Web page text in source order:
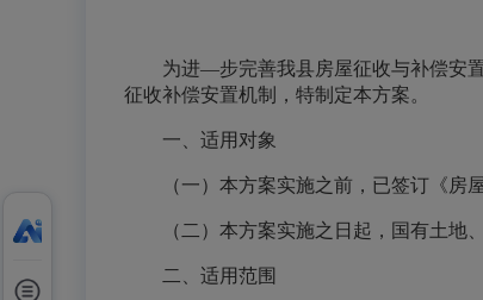
为进—步完善我县房屋征收与补偿安
征收补偿安置机制，特制定本方案。
一、适用对象
（一）本方案实施之前，已签订《房
（二）本方案实施之日起，国有土地
二、适用范围